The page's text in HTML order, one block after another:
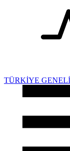
TÜRKİYE